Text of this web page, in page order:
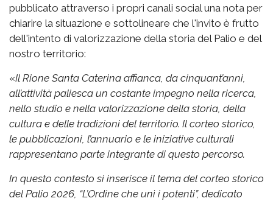
pubblicato attraverso i propri canali social una nota per
chiarire la situazione e sottolineare che l'invito è frutto
dell'intento di valorizzazione della storia del Palio e del
nostro territorio:
«Il Rione Santa Caterina affianca, da cinquant’anni,
all’attività paliesca un costante impegno nella ricerca,
nello studio e nella valorizzazione della storia, della
cultura e delle tradizioni del territorio. Il corteo storico,
le pubblicazioni, l’annuario e le iniziative culturali
rappresentano parte integrante di questo percorso.
In questo contesto si inserisce il tema del corteo storico
del Palio 2026, “L’Ordine che unì i potenti”, dedicato